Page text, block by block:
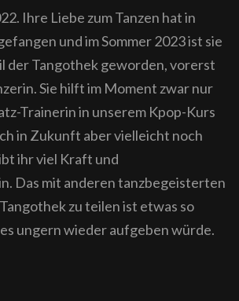
Ihre Liebe zum Tanzen hat in
und im Sommer 2023 ist sie
der Tangothek geworden, vorerst
Sie hilft im Moment zwar nur
Trainerin in unserem Kpop-Kurs
in Zukunft aber vielleicht noch
ihr viel Kraft und
Das mit anderen tanzbegeisterten
zu teilen ist etwas so
es ungern wieder aufgeben würde.